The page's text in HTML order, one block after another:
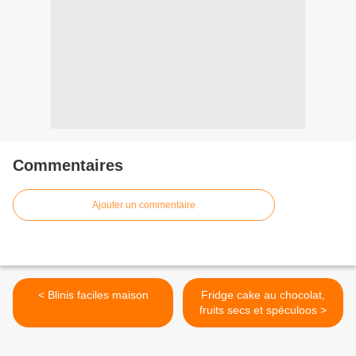
Commentaires
Ajouter un commentaire
< Blinis faciles maison
Fridge cake au chocolat,
fruits secs et spéculoos >